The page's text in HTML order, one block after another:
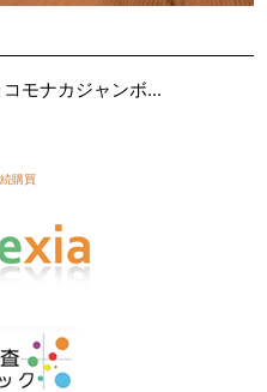
モナカジャンボ...
購買